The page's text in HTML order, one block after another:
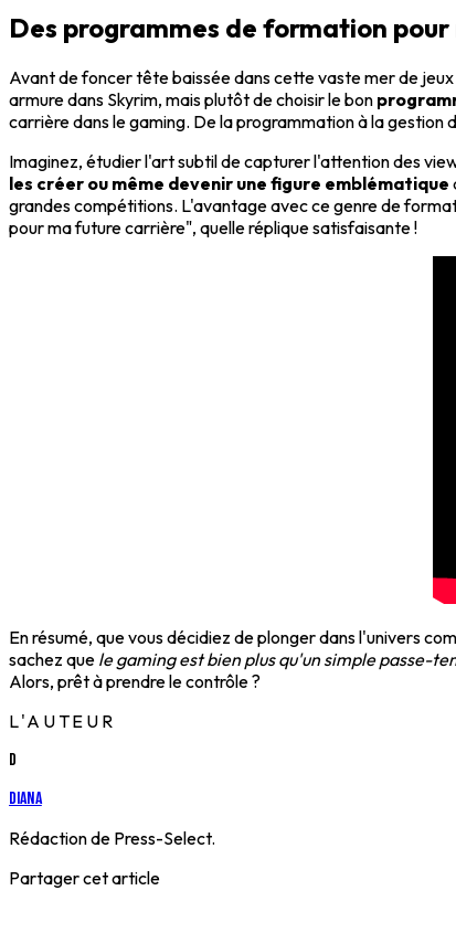
Des programmes de formation
Avant de foncer tête baissée dans cette vaste mer de
armure dans Skyrim, mais plutôt de choisir le bon
carrière dans le gaming. De la programmation à la
Imaginez, étudier l'art subtil de capturer l'attention des
les créer ou même devenir une figure emblématique
grandes compétitions. L'avantage avec ce genre de
pour ma future carrière", quelle réplique satisfaisante !
En résumé, que vous décidiez de plonger dans l'univers
sachez que le gaming est bien plus qu'un simple passe-
Alors, prêt à prendre le contrôle ?
L'AUTEUR
D
Diana
Rédaction de Press-Select.
Partager cet article